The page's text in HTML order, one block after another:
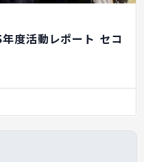
度活動レポート セコ